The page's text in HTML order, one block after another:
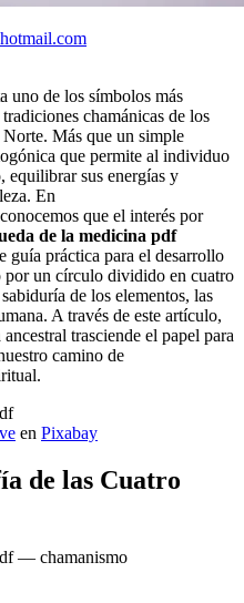
uno de los símbolos más
chamánicas de los
Más que un simple
que permite al individuo
equilibrar sus energías y
En
que el interés por
de la medicina pdf
guía práctica para el desarrollo
por un círculo dividido en cuatro
de los elementos, las
A través de este artículo,
trasciende el papel para
camino de
en Pixabay
de las Cuatro